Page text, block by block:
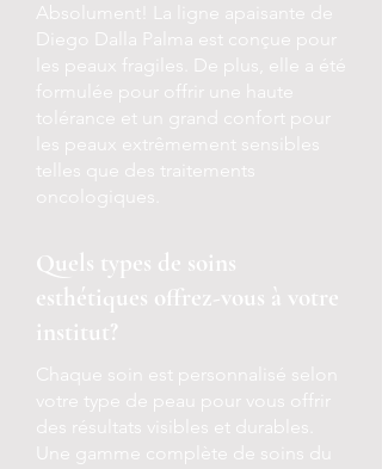
Absolument! La ligne apaisante de
Diego Dalla Palma est conçue pour
les peaux fragiles. De plus, elle a été
formulée pour offrir une haute
tolérance et un grand confort pour
les peaux extrêmement sensibles
telles que des traitements
oncologiques.
Quels types de soins
esthétiques offrez-vous à votre
institut?
Chaque soin est personnalisé selon
votre type de peau pour vous offrir
des résultats visibles et durables.
Une gamme complète de soins du